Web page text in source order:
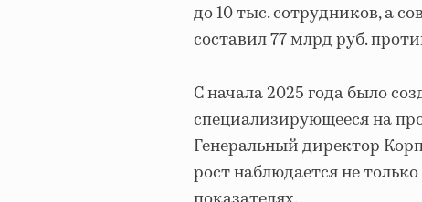
до 10 тыс. сотрудников, а
составил 77 млрд руб.
С начала 2025 года было
специализирующееся на
Генеральный директор
рост наблюдается не